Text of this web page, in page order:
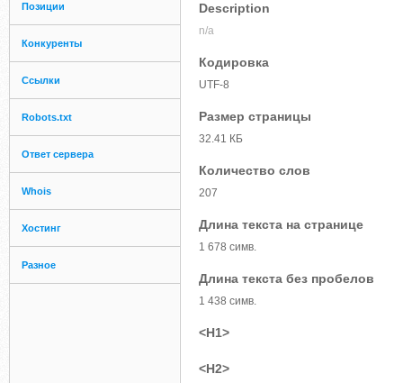
Позиции
Конкуренты
Ссылки
Robots.txt
Ответ сервера
Whois
Хостинг
Разное
Description
n/a
Кодировка
UTF-8
Размер страницы
32.41 КБ
Количество слов
207
Длина текста на странице
1 678 симв.
Длина текста без пробелов
1 438 симв.
<H1>
<H2>